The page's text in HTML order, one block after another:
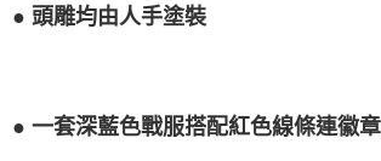
● 頭雕均由人手塗裝
● 一套深藍色戰服搭配紅色線條連徽章